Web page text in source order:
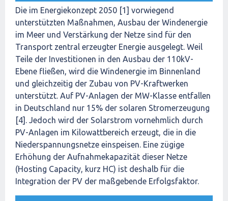
Die im Energiekonzept 2050 [1] vorwiegend
unterstützten Maßnahmen, Ausbau der Windenergie
im Meer und Verstärkung der Netze sind für den
Transport zentral erzeugter Energie ausgelegt. Weil
Teile der Investitionen in den Ausbau der 110kV-
Ebene fließen, wird die Windenergie im Binnenland
und gleichzeitig der Zubau von PV-Kraftwerken
unterstützt. Auf PV-Anlagen der MW-Klasse entfallen
in Deutschland nur 15% der solaren Stromerzeugung
[4]. Jedoch wird der Solarstrom vornehmlich durch
PV-Anlagen im Kilowattbereich erzeugt, die in die
Niederspannungsnetze einspeisen. Eine zügige
Erhöhung der Aufnahmekapazität dieser Netze
(Hosting Capacity, kurz HC) ist deshalb für die
Integration der PV der maßgebende Erfolgsfaktor.